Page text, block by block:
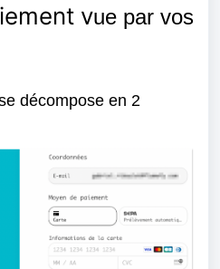
vue par vos
décompose en 2